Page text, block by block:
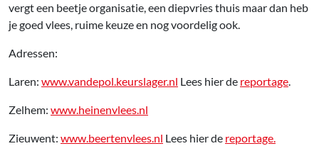
vergt een beetje organisatie, een diepvries thuis maar dan heb
je goed vlees, ruime keuze en nog voordelig ook.
Adressen:
Laren: www.vandepol.keurslager.nl Lees hier de reportage.
Zelhem: www.heinenvlees.nl
Zieuwent: www.beertenvlees.nl Lees hier de reportage.